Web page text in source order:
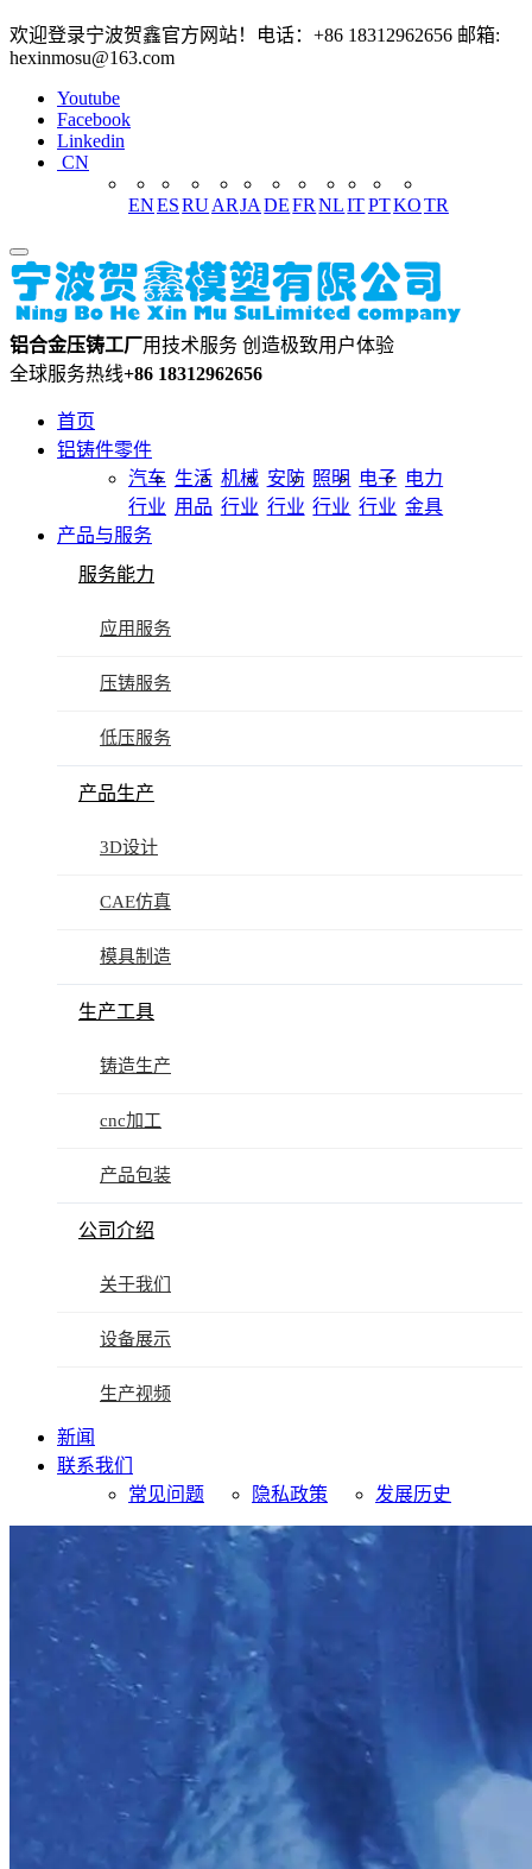
欢迎登录宁波贺鑫官方网站！电话：+86 18312962656 邮箱:
hexinmosu@163.com
Youtube
Facebook
Linkedin
CN
ENESRUARJA DEFR NLITPTKOTR
铝合金压铸工厂用技术服务 创造极致用户体验
全球服务热线+86 18312962656
首页
铝铸件零件
汽车
行业
生活
用品
机械
行业
安防
行业
照明
行业
电子
行业
电力
金具
产品与服务
服务能力
应用服务
压铸服务
低压服务
产品生产
3D设计
CAE仿真
模具制造
生产工具
铸造生产
cnc加工
产品包装
公司介绍
关于我们
设备展示
生产视频
新闻
联系我们
常见问题
隐私政策 发展历史